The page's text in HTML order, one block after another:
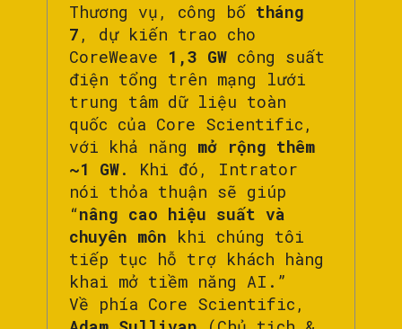
Thương vụ, công bố tháng
7 , dự kiến trao cho
CoreWeave 1,3 GW công suất
điện tổng trên mạng lưới
trung tâm dữ liệu toàn
quốc của Core Scientific,
với khả năng mở rộng thêm
~1 GW. Khi đó, Intrator
nói thỏa thuận sẽ giúp
“nâng cao hiệu suất và
chuyên môn khi chúng tôi
tiếp tục hỗ trợ khách hàng
khai mở tiềm năng AI.”
Về phía Core Scientific,